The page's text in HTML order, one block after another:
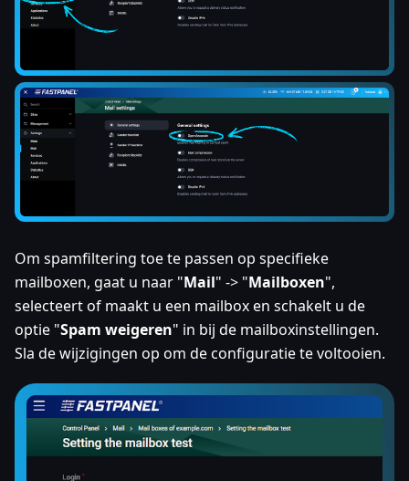
Om spamfiltering toe te passen op specifieke
mailboxen, gaat u naar "Mail" -> "Mailboxen",
selecteert of maakt u een mailbox en schakelt u de
optie "Spam weigeren" in bij de mailboxinstellingen.
Sla de wijzigingen op om de configuratie te voltooien.